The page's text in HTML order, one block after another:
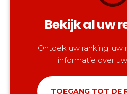
Bekijk al uw
Ontdek uw ranking, uw
informatie over
TOEGANG TOT DE